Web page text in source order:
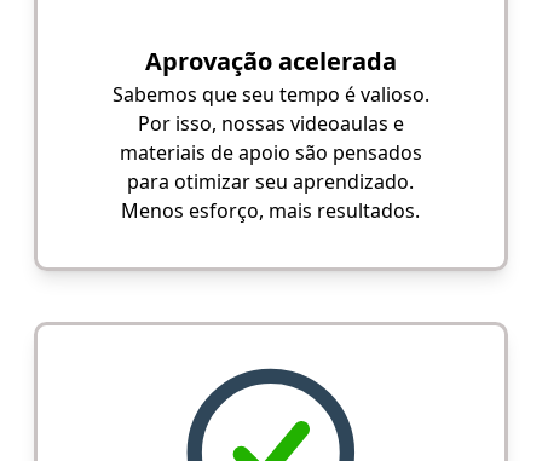
Aprovação acelerada
Sabemos que seu tempo é valioso.
Por isso, nossas videoaulas e
materiais de apoio são pensados
para otimizar seu aprendizado.
Menos esforço, mais resultados.